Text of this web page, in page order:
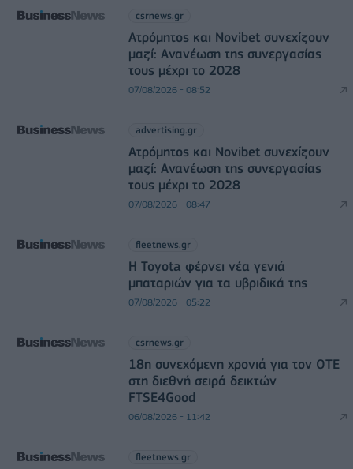
csrnews.gr
Ατρόμητος και Novibet συνεχίζουν
μαζί: Ανανέωση της συνεργασίας
τους μέχρι το 2028
07/08/2026 - 08:52
advertising.gr
Ατρόμητος και Novibet συνεχίζουν
μαζί: Ανανέωση της συνεργασίας
τους μέχρι το 2028
07/08/2026 - 08:47
fleetnews.gr
Η Toyota φέρνει νέα γενιά
μπαταριών για τα υβριδικά της
07/08/2026 - 05:22
csrnews.gr
18η συνεχόμενη χρονιά για τον ΟΤΕ
στη διεθνή σειρά δεικτών
FTSE4Good
06/08/2026 - 11:42
fleetnews.gr